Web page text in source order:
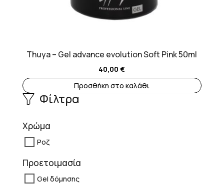
Thuya – Gel advance evolution Soft Pink 50ml
40,00€
Προσθήκη στο καλάθι
Φίλτρα
Χρώμα
Ροζ
Προετοιμασία
Gel δόμησης